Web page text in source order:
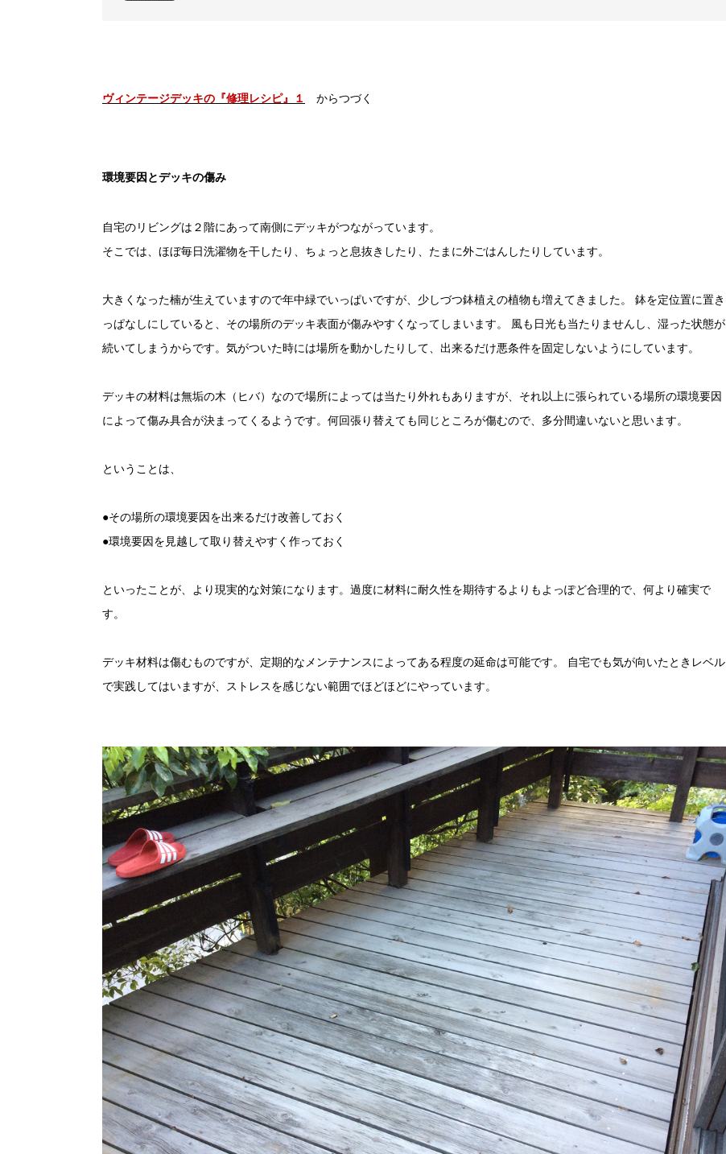
ヴィンテージデッキの『修理レシピ』１ からつづく
環境要因とデッキの傷み
自宅のリビングは２階にあって南側にデッキがつながっています。
そこでは、ほぼ毎日洗濯物を干したり、ちょっと息抜きしたり、たまに外ごはんしたりしています。
大きくなった楠が生えていますので年中緑でいっぱいですが、少しづつ鉢植えの植物も増えてきました。 鉢を定位置に置き
っぱなしにしていると、その場所のデッキ表面が傷みやすくなってしまいます。 風も日光も当たりませんし、湿った状態が
続いてしまうからです。気がついた時には場所を動かしたりして、出来るだけ悪条件を固定しないようにしています。
デッキの材料は無垢の木（ヒバ）なので場所によっては当たり外れもありますが、それ以上に張られている場所の環境要因
によって傷み具合が決まってくるようです。何回張り替えても同じところが傷むので、多分間違いないと思います。
ということは、
●その場所の環境要因を出来るだけ改善しておく
●環境要因を見越して取り替えやすく作っておく
といったことが、より現実的な対策になります。過度に材料に耐久性を期待するよりもよっぽど合理的で、何より確実で
す。
デッキ材料は傷むものですが、定期的なメンテナンスによってある程度の延命は可能です。 自宅でも気が向いたときレベル
で実践してはいますが、ストレスを感じない範囲でほどほどにやっています。